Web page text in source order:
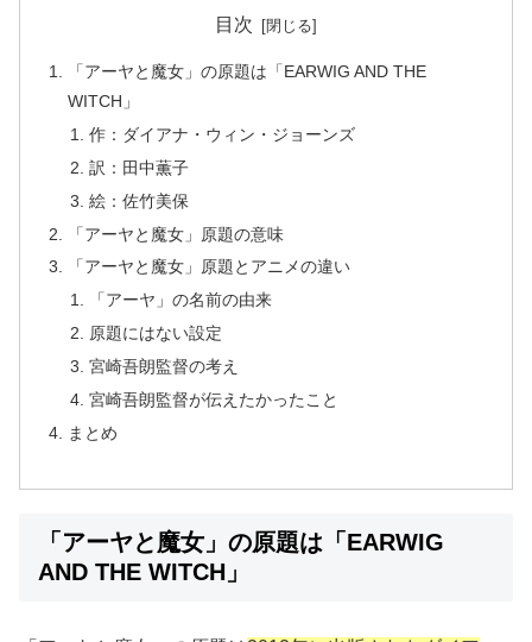
目次
「アーヤと魔女」の原題は「EARWIG AND THE
WITCH」
作：ダイアナ・ウィン・ジョーンズ
訳：田中薫子
絵：佐竹美保
「アーヤと魔女」原題の意味
「アーヤと魔女」原題とアニメの違い
「アーヤ」の名前の由来
原題にはない設定
宮崎吾朗監督の考え
宮崎吾朗監督が伝えたかったこと
まとめ
「アーヤと魔女」の原題は「EARWIG
AND THE WITCH」